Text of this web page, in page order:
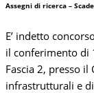
Assegni di ricerca –
E’ indetto
il conferimento di
Fascia 2, presso il
infrastrutturali e